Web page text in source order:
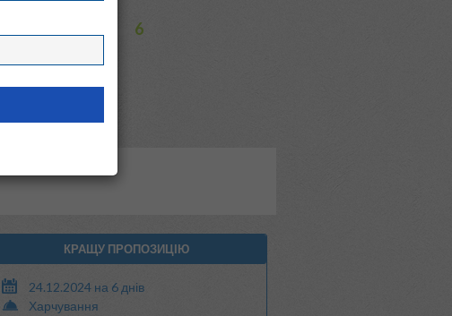
6
КРАЩУ ПРОПОЗИЦІЮ
24.12.2024 на 6 днів
Харчування